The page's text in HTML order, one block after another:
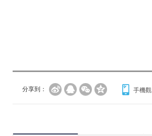
分享到： 手機